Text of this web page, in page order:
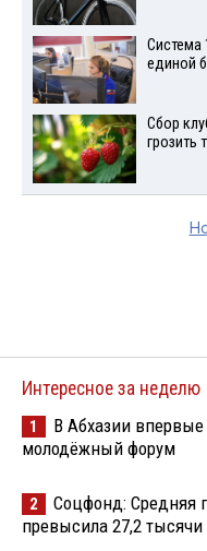
Система
единой
Сбор
грозить
Интересное за неделю
1
В Абхазии
молодёжный форум
2
Соцфонд: Средняя
превысила 27,2 тысячи